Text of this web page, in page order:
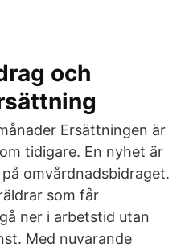
och
Ersättningen är
tidigare. En nyhet är
omvårdnadsbidraget.
som får
ner i arbetstid utan
Med nuvarande